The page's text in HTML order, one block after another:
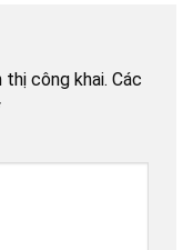
thị công khai. Các